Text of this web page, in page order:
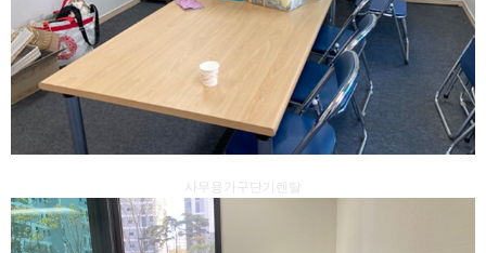
사무용가구단기렌탈